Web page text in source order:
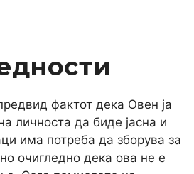
фактот дека Овен ја
личноста да биде јасна и
има потреба да зборува за
очигледно дека ова не е